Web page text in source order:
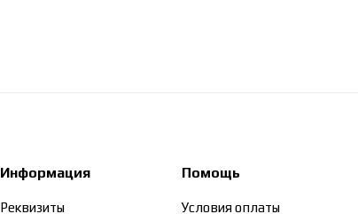
Информация
Реквизиты
Помощь
Условия оплаты